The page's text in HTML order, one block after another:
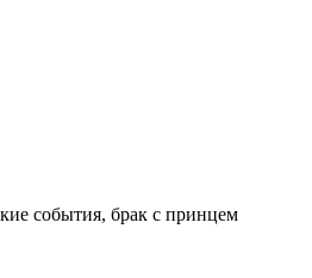
события, брак с принцем